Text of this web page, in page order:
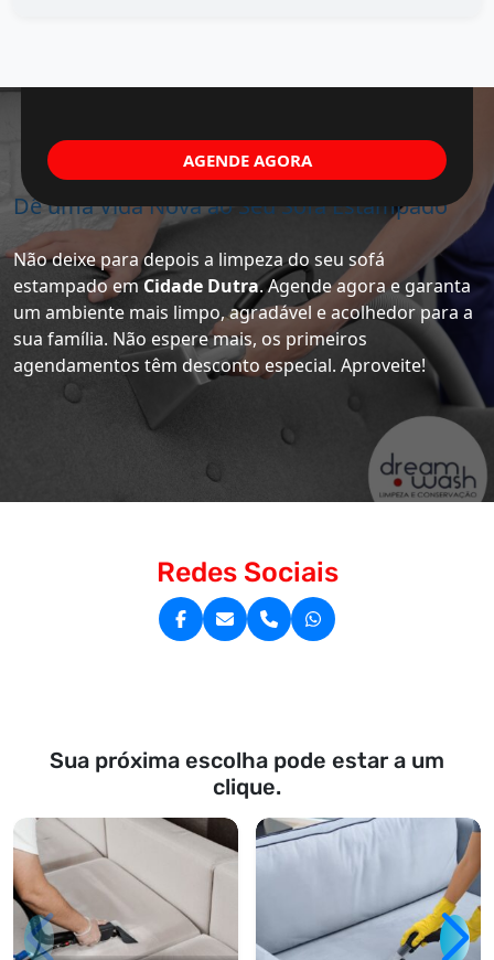
Dê uma Vida Nova ao Seu Sofá Estampado
Não deixe para depois a limpeza do seu sofá
estampado emCidade Dutra. Agende agora e garanta
um ambiente mais limpo, agradável e acolhedor para a
sua família. Não espere mais, os primeiros
agendamentos têm desconto especial. Aproveite!
AGENDE AGORA
Redes Sociais
Sua próxima escolha pode estar a um
clique.